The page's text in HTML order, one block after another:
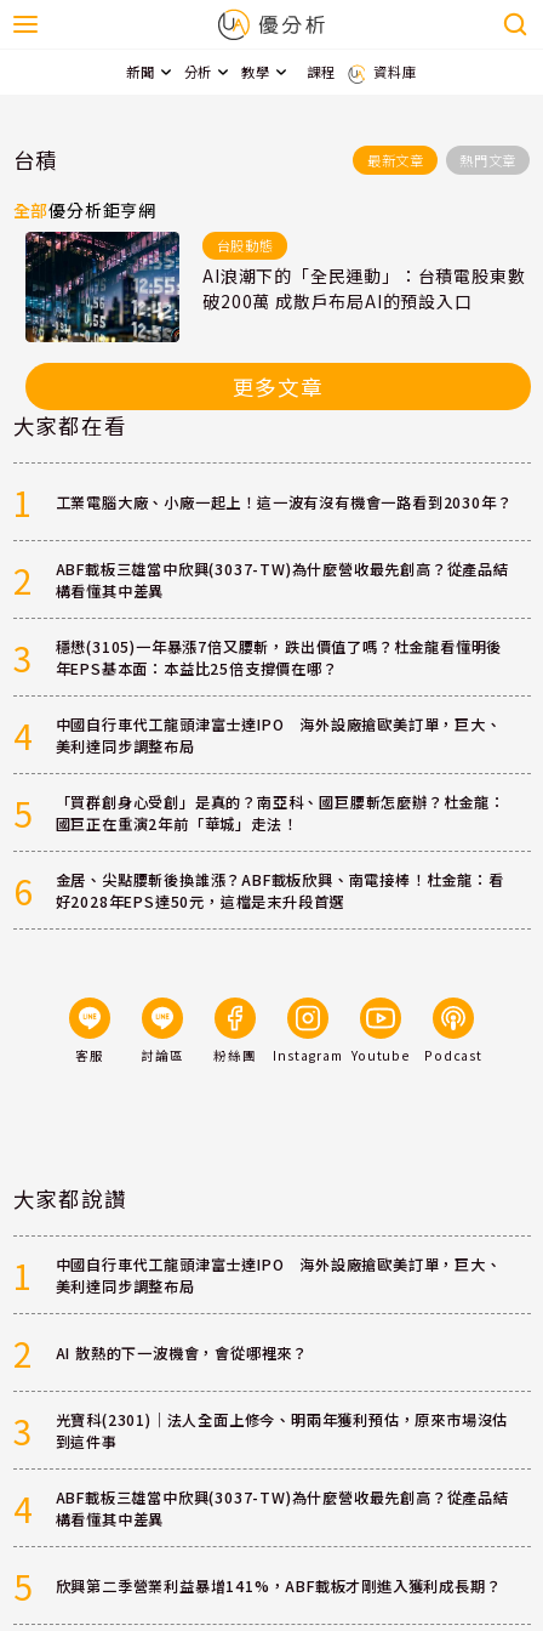
新聞 分析 教學 課程 資料庫
台積 最新文章 熱門文章
全部優分析鉅亨網
台股動態
AI浪潮下的「全民運動」：台積電股東數
破200萬 成散戶布局AI的預設入口
更多文章
大家都在看
1 工業電腦大廠、小廠一起上！這一波有沒有機會一路看到2030年？
2
ABF載板三雄當中欣興(3037-TW)為什麼營收最先創高？從產品結
構看懂其中差異
3
穩懋(3105)一年暴漲7倍又腰斬，跌出價值了嗎？杜金龍看懂明後
年EPS基本面：本益比25倍支撐價在哪？
4
中國自行車代工龍頭津富士達IPO 海外設廠搶歐美訂單，巨大、
美利達同步調整布局
5
「買群創身心受創」是真的？南亞科、國巨腰斬怎麼辦？杜金龍：
國巨正在重演2年前「華城」走法！
6
金居、尖點腰斬後換誰漲？ABF載板欣興、南電接棒！杜金龍：看
好2028年EPS達50元，這檔是末升段首選
客服 討論區 粉絲團 Instagram Youtube Podcast
大家都說讚
1
中國自行車代工龍頭津富士達IPO 海外設廠搶歐美訂單，巨大、
美利達同步調整布局
2 AI 散熱的下一波機會，會從哪裡來？
3
光寶科(2301)｜法人全面上修今、明兩年獲利預估，原來市場沒估
到這件事
4
ABF載板三雄當中欣興(3037-TW)為什麼營收最先創高？從產品結
構看懂其中差異
5 欣興第二季營業利益暴增141%，ABF載板才剛進入獲利成長期？